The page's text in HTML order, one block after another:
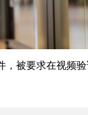
，被要求在视频